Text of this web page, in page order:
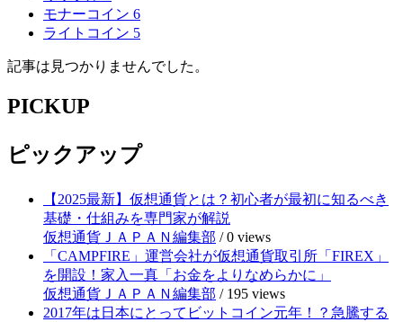
モナーコイン 6
ライトコイン 5
記事は見つかりませんでした。
PICKUP
ピックアップ
【2025最新】仮想通貨とは？初心者が最初に知るべき
基礎・仕組みを専門家が解説
仮想通貨ＪＡＰＡＮ編集部 /0 views
「CAMPFIRE」運営会社が仮想通貨取引所「FIREX」
を開設！家入一真「お金をよりなめらかに」
仮想通貨ＪＡＰＡＮ編集部 / 195 views
2017年は日本にとってビットコイン元年！？急騰する